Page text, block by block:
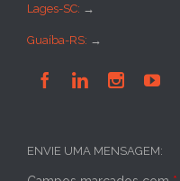
Lages-SC: →
Guaíba-RS: →
   
ENVIE UMA MENSAGEM: